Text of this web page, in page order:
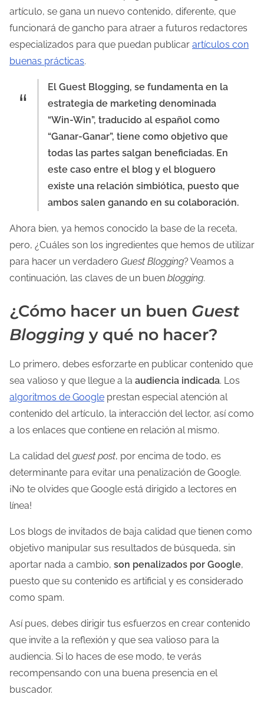
artículo, se gana un nuevo contenido, diferente, que
funcionará de gancho para atraer a futuros redactores
especializados para que puedan publicar artículos con
buenas prácticas.
El Guest Blogging, se fundamenta en la
estrategia de marketing denominada
“Win-Win”, traducido al español como
“Ganar-Ganar”, tiene como objetivo que
todas las partes salgan beneficiadas. En
este caso entre el blog y el bloguero
existe una relación simbiótica, puesto que
ambos salen ganando en su colaboración.
Ahora bien, ya hemos conocido la base de la receta,
pero, ¿Cuáles son los ingredientes que hemos de utilizar
para hacer un verdadero Guest Blogging? Veamos a
continuación, las claves de un buen blogging.
¿Cómo hacer un buen Guest
Blogging y qué no hacer?
Lo primero, debes esforzarte en publicar contenido que
sea valioso y que llegue a la audiencia indicada. Los
algoritmos de Google prestan especial atención al
contenido del artículo, la interacción del lector, así como
a los enlaces que contiene en relación al mismo.
La calidad delguest post, por encima de todo, es
determinante para evitar una penalización de Google.
¡No te olvides que Google está dirigido a lectores en
línea!
Los blogs de invitados de baja calidad que tienen como
objetivo manipular sus resultados de búsqueda, sin
aportar nada a cambio, son penalizados por Google,
puesto que su contenido es artificial y es considerado
como spam.
Así pues, debes dirigir tus esfuerzos en crear contenido
que invite a la reflexión y que sea valioso para la
audiencia. Si lo haces de ese modo, te verás
recompensando con una buena presencia en el
buscador.